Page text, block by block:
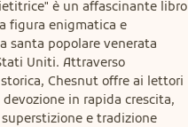
è un affascinante libro
figura enigmatica e
santa popolare venerata
Uniti. Attraverso
Chesnut offre ai lettori
in rapida crescita,
e tradizione